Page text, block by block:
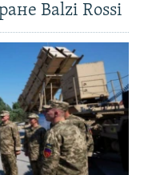
Balzi Rossi